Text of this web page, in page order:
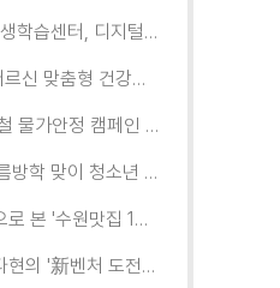
[정자3동] 평생학습센터, 디지털 생활문해교실 개강
[호매실동] 어르신 맞춤형 건강특화사업 「은빛반짝 실버종이공방」 운영
권선구, 휴가철 물가안정 캠페인 전개
[우만1동] 여름방학 맞이 청소년 유해환경 캠페인 실시
터치수원 앱으로 본 '수원맛집 100선'... 장안구 맛집을 찾다
김밥대장 정다현의 '新벤처 도전이야기'